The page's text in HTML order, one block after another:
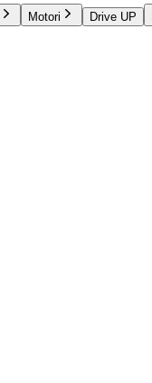
Motori Drive UP